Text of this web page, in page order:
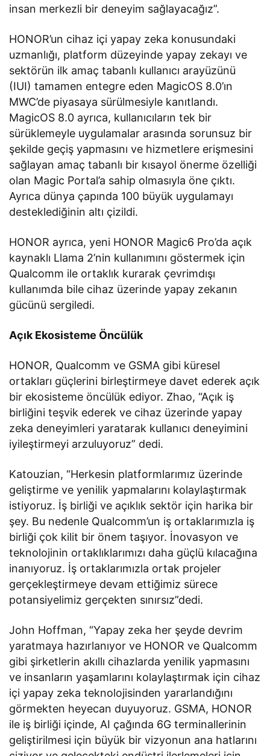
insan merkezli bir deneyim sağlayacağız”.
HONOR’un cihaz içi yapay zeka konusundaki
uzmanlığı, platform düzeyinde yapay zekayı ve
sektörün ilk amaç tabanlı kullanıcı arayüzünü
(IUI) tamamen entegre eden MagicOS 8.0’ın
MWC’de piyasaya sürülmesiyle kanıtlandı.
MagicOS 8.0 ayrıca, kullanıcıların tek bir
sürüklemeyle uygulamalar arasında sorunsuz bir
şekilde geçiş yapmasını ve hizmetlere erişmesini
sağlayan amaç tabanlı bir kısayol önerme özelliği
olan Magic Portal’a sahip olmasıyla öne çıktı.
Ayrıca dünya çapında 100 büyük uygulamayı
desteklediğinin altı çizildi.
HONOR ayrıca, yeni HONOR Magic6 Pro’da açık
kaynaklı Llama 2’nin kullanımını göstermek için
Qualcomm ile ortaklık kurarak çevrimdışı
kullanımda bile cihaz üzerinde yapay zekanın
gücünü sergiledi.
Açık Ekosisteme Öncülük
HONOR, Qualcomm ve GSMA gibi küresel
ortakları güçlerini birleştirmeye davet ederek açık
bir ekosisteme öncülük ediyor. Zhao, “Açık iş
birliğini teşvik ederek ve cihaz üzerinde yapay
zeka deneyimleri yaratarak kullanıcı deneyimini
iyileştirmeyi arzuluyoruz” dedi.
Katouzian, “Herkesin platformlarımız üzerinde
geliştirme ve yenilik yapmalarını kolaylaştırmak
istiyoruz. İş birliği ve açıklık sektör için harika bir
şey. Bu nedenle Qualcomm’un iş ortaklarımızla iş
birliği çok kilit bir önem taşıyor. İnovasyon ve
teknolojinin ortaklıklarımızı daha güçlü kılacağına
inanıyoruz. İş ortaklarımızla ortak projeler
gerçekleştirmeye devam ettiğimiz sürece
potansiyelimiz gerçekten sınırsız”dedi.
John Hoffman, “Yapay zeka her şeyde devrim
yaratmaya hazırlanıyor ve HONOR ve Qualcomm
gibi şirketlerin akıllı cihazlarda yenilik yapmasını
ve insanların yaşamlarını kolaylaştırmak için cihaz
içi yapay zeka teknolojisinden yararlandığını
görmekten heyecan duyuyoruz. GSMA, HONOR
ile iş birliği içinde, AI çağında 6G terminallerinin
geliştirilmesi için büyük bir vizyonun ana hatlarını